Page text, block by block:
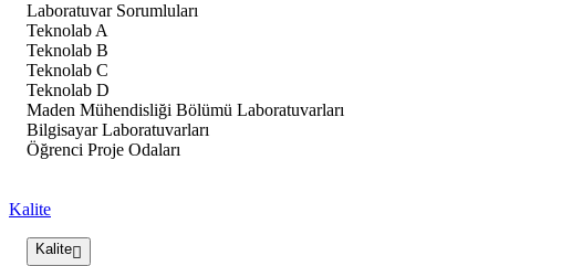
Laboratuvar Sorumluları
Teknolab A
Teknolab B
Teknolab C
Teknolab D
Maden Mühendisliği Bölümü Laboratuvarları
Bilgisayar Laboratuvarları
Öğrenci Proje Odaları
Kalite
Kalite